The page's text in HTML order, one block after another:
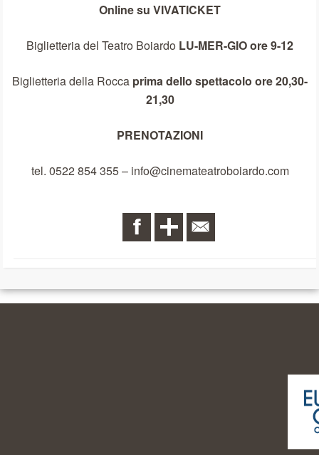
Online su VIVATICKET
Biglietteria del Teatro Boiardo LU-MER-GIO ore 9-12
Biglietteria della Rocca prima dello spettacolo ore 20,30-
21,30
PRENOTAZIONI
tel. 0522 854 355 – info@cinemateatroboiardo.com